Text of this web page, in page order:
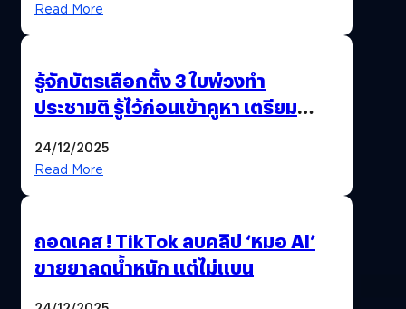
Read More
รู้จักบัตรเลือกตั้ง 3 ใบพ่วงทำ
ประชามติ รู้ไว้ก่อนเข้าคูหา เตรียม
24/12/2025
Read More
ถอดเคส ! TikTok ลบคลิป ‘หมอ AI’
ขายยาลดน้ำหนัก แต่ไม่แบน